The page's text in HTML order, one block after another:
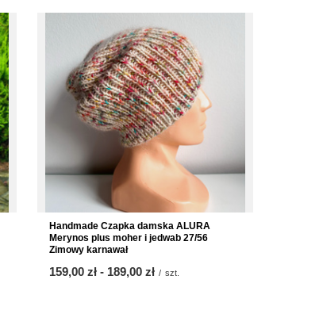
Handmade Czapka damska ALURA
Merynos plus moher i jedwab 27/56
Zimowy karnawał
ab
159,00 zł - bis
189,00 zł / szt.